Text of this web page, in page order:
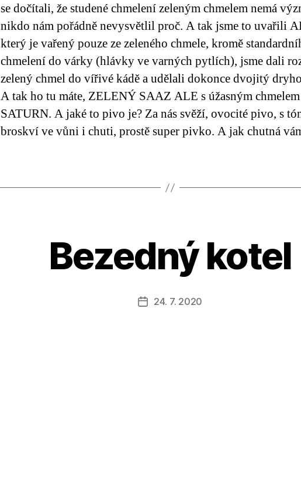
se dočítali, že studené chmelení zeleným chmelem nemá
nikdo nám pořádně nevysvětlil proč. A tak jsme to uvařili
který je vařený pouze ze zeleného chmele, kromě
chmelení do várky (hlávky ve varných pytlích), jsme dali
zelený chmel do vířivé kádě a udělali dokonce dvojitý
A tak ho tu máte, ZELENÝ SAAZ ALE s úžasným chmelem
SATURN. A jaké to pivo je? Za nás svěží, ovocité pivo, s
broskví ve vůni i chuti, prostě super pivko. A jak chutná
Bezedný kotel
24. 7. 2020